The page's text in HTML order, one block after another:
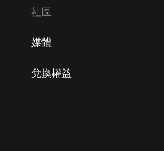
社區
媒體
兌換權益